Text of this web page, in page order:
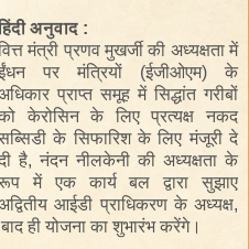
अनुवाद :
मंत्री प्रणव मुखर्जी की अध्यक्षता में
पर मंत्रियों (ईजीओएम) के
प्राप्त समूह में सिद्धांत गरीबों
केरोसिन के लिए प्रत्यक्ष नकद
के सिफारिश के लिए मंजूरी दे
है, नंदन नीलकेनी की अध्यक्षता के
में एक कार्य बल द्वारा सुझाए
आईडी प्राधिकरण के अध्यक्ष,
ही योजना का शुभारंभ करेंगे।